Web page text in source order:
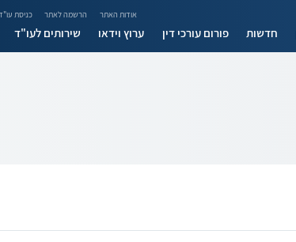
אודות האתר הרשמה לאתר כניסת
חדשות פורום עורכי דין ערוץ וידאו שירותים לעו"ד